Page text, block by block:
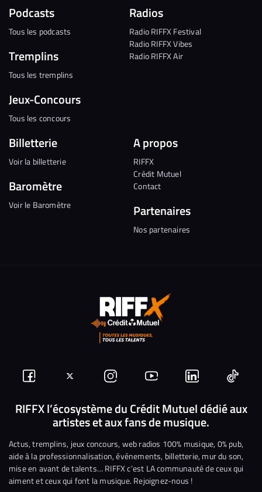
Podcasts
Tous les podcasts
Tremplins
Tous les tremplins
Jeux-Concours
Tous les concours
Radios
Radio RIFFX Festival
Radio RIFFX Vibes
Radio RIFFX Air
Billetterie
Voir la billetterie
Baromètre
Voir le Baromètre
A propos
RIFFX
Crédit Mutuel
Contact
Partenaires
Nos partenaires
Suivez-
nous
Facebook
Suivez-
nous
sur
Twitter
Nous
rejoindre
sur
Instagram
Nous
rejoindre
sur
YouTube
Nous
rejoindre
sur
Linkedin
Nous
RIFFX l’écosystème du Crédit Mutuel dédié aux
artistes et aux fans de musique.
Actus, tremplins, jeux concours, web radios 100% musique, 0% pub,
aide à la professionnalisation, événements, billetterie, mur du son,
mise en avant de talents… RIFFX c’est LA communauté de ceux qui
aiment et ceux qui font la musique. Rejoignez-nous !